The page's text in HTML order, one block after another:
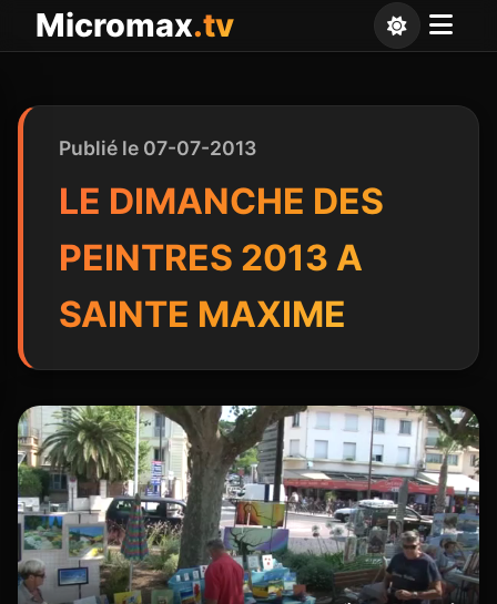
Micromax.tv
Publié le 07-07-2013
LE DIMANCHE DES
PEINTRES 2013 A
SAINTE MAXIME
Panneau de gestion des cookies